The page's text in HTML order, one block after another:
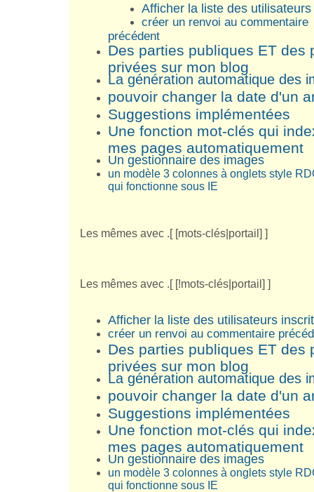
Afficher la liste des
créer un renvoi au commentaire
précédent
Des parties publiques ET des
privées sur mon blog
La génération automatique des
pouvoir changer la date d'un
Suggestions implémentées
Une fonction mot-clés qui
mes pages automatiquement
Un gestionnaire des images
un modèle 3 colonnes à onglets style
qui fonctionne sous IE
Les mêmes avec .[ [mots-clés|portail] ]
Les mêmes avec .[ [!mots-clés|portail] ]
Afficher la liste des utilisateurs
créer un renvoi au commentaire
Des parties publiques ET des
privées sur mon blog
La génération automatique des
pouvoir changer la date d'un
Suggestions implémentées
Une fonction mot-clés qui
mes pages automatiquement
Un gestionnaire des images
un modèle 3 colonnes à onglets style
qui fonctionne sous IE